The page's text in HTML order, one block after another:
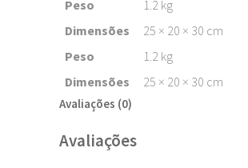
Peso
1.2 kg
Dimensões
25 × 20 × 30 cm
Peso
1.2 kg
Dimensões
25 × 20 × 30 cm
Avaliações (0)
Avaliações